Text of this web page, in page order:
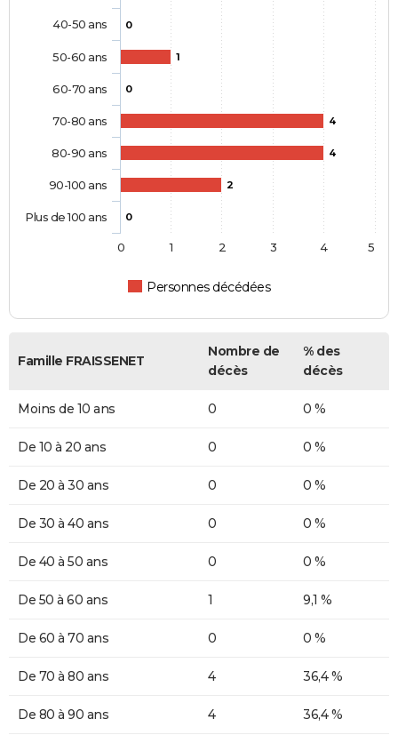
0
1
0
4
4
2
0
Personnes décédées
40-50 ans
50-60 ans
60-70 ans
70-80 ans
80-90 ans
90-100 ans
Plus de 100 ans
0 1 2 3 4 5
Famille FRAISSENET
Nombre de
décès
% des
décès
Moins de 10 ans 0 0 %
De 10 à 20 ans 0 0 %
De 20 à 30 ans 0 0 %
De 30 à 40 ans 0 0 %
De 40 à 50 ans 0 0 %
De 50 à 60 ans 1 9,1 %
De 60 à 70 ans 0 0 %
De 70 à 80 ans 4 36,4 %
De 80 à 90 ans 4 36,4 %